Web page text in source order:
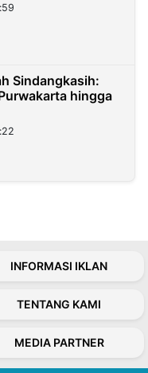
Sindangkasih:
hingga
INFORMASI IKLAN
TENTANG KAMI
MEDIA PARTNER